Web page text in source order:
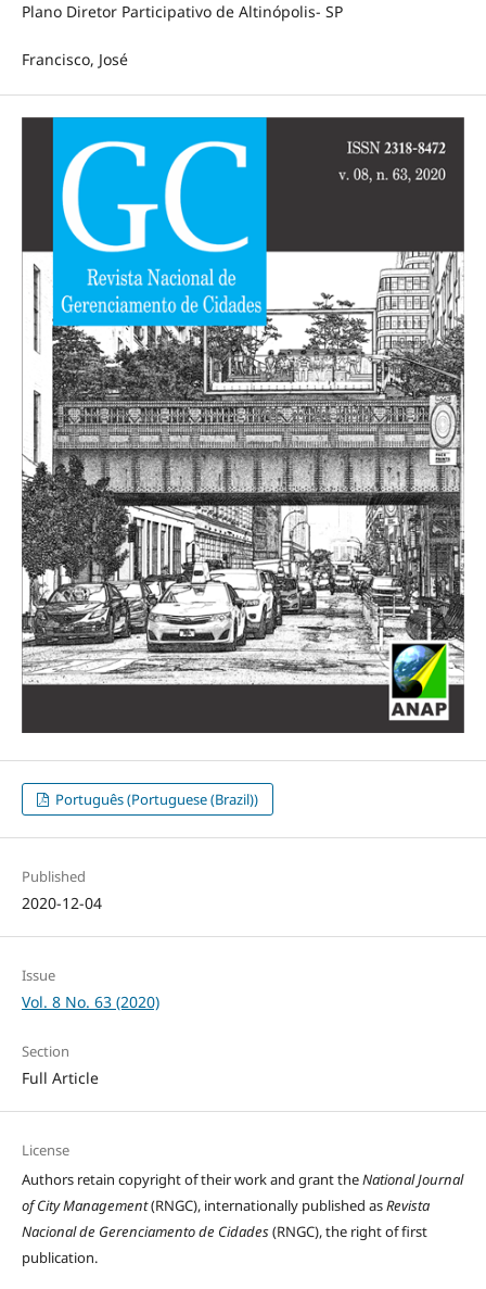
Plano Diretor Participativo de Altinópolis- SP
Francisco, José
Português (Portuguese (Brazil))
Published
2020-12-04
Issue
Vol. 8 No. 63 (2020)
Section
Full Article
License
Authors retain copyright of their work and grant theNational Journal
of City Management(RNGC), internationally published asRevista
Nacional de Gerenciamento de Cidades(RNGC), the right of first
publication.